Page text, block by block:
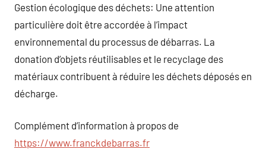
Gestion écologique des déchets: Une attention
particulière doit être accordée à l’impact
environnemental du processus de débarras. La
donation d’objets réutilisables et le recyclage des
matériaux contribuent à réduire les déchets déposés en
décharge.
Complément d’information à propos de
https://www.franckdebarras.fr